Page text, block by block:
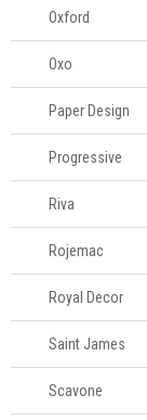
Oxford
Oxo
Paper Design
Progressive
Riva
Rojemac
Royal Decor
Saint James
Scavone